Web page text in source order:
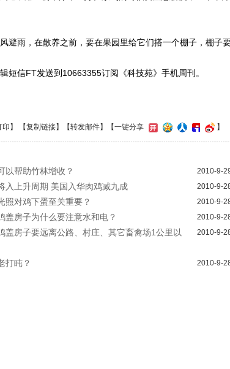
避雨，在散养之前，要在果园里给它们搭一个棚子，棚子要
短信FT发送到10663355订阅《科技苑》手机周刊。
印 】 【复制链接】【转发邮件】 【一键分享 】
以帮助竹林增收？
2010-9-
入上升周期 美国入华肉鸡减九成 2010-9-
照对鸡下蛋至关重要？ 2010-9-
盖房子为什么要注意水和电？ 2010-9-
盖房子要远离公路、村庄、其它畜禽场1公里以
2010-9-
打盹？ 2010-9-